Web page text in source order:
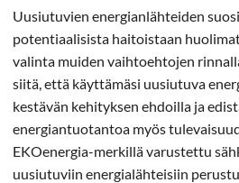
Uusiutuvien energianlähteiden
potentiaalisista haitoistaan
valinta muiden vaihtoehtojen
siitä, että käyttämäsi uusiutuva
kestävän kehityksen ehdoilla ja
energiantuotantoa myös
EKOenergia-merkillä varustettu
uusiutuviin energialähteisiin